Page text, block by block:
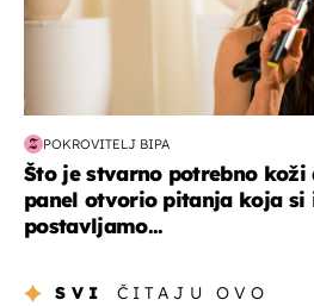
POKROVITELJ BIPA
Što je stvarno potrebno koži
panel otvorio pitanja koja si
postavljamo...
SVI ČITAJU OVO